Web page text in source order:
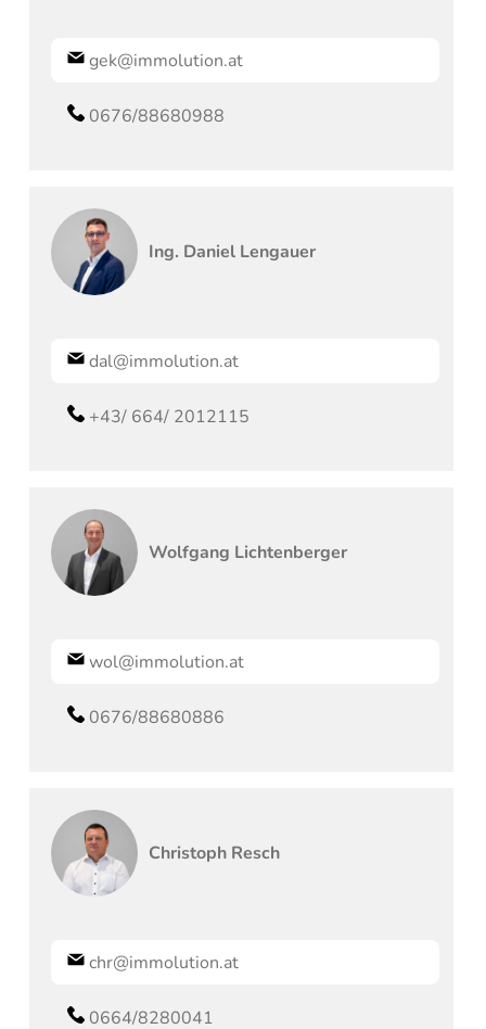
gek@immolution.at
0676/88680988
Ing. Daniel Lengauer
dal@immolution.at
+43/ 664/ 2012115
Wolfgang Lichtenberger
wol@immolution.at
0676/88680886
Christoph Resch
chr@immolution.at
0664/8280041